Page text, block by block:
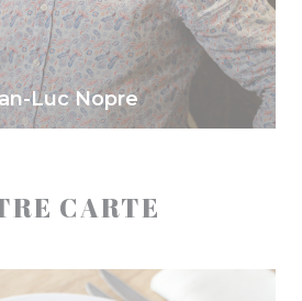
Luc Nopre
CARTE